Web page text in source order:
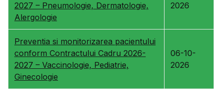
2027 – Pneumologie, Dermatologie,
Alergologie
2026
Preventia si monitorizarea pacientului
conform Contractului Cadru 2026-
2027 – Vaccinologie, Pediatrie,
Ginecologie
06-10-
2026